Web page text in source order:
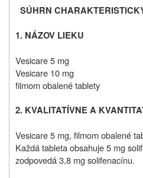
SÚHRN
1. NÁZOV LIEKU
Vesicare 5 mg
Vesicare 10 mg
filmom obalené tablety
2. KVALITATÍVNE A
Vesicare 5 mg, filmom obalené
Každá tableta obsahuje 5 mg
zodpovedá 3,8 mg solifenacínu.